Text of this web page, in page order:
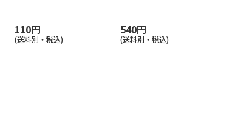
110円
(送料別・税込)
540円
(送料別・税込)